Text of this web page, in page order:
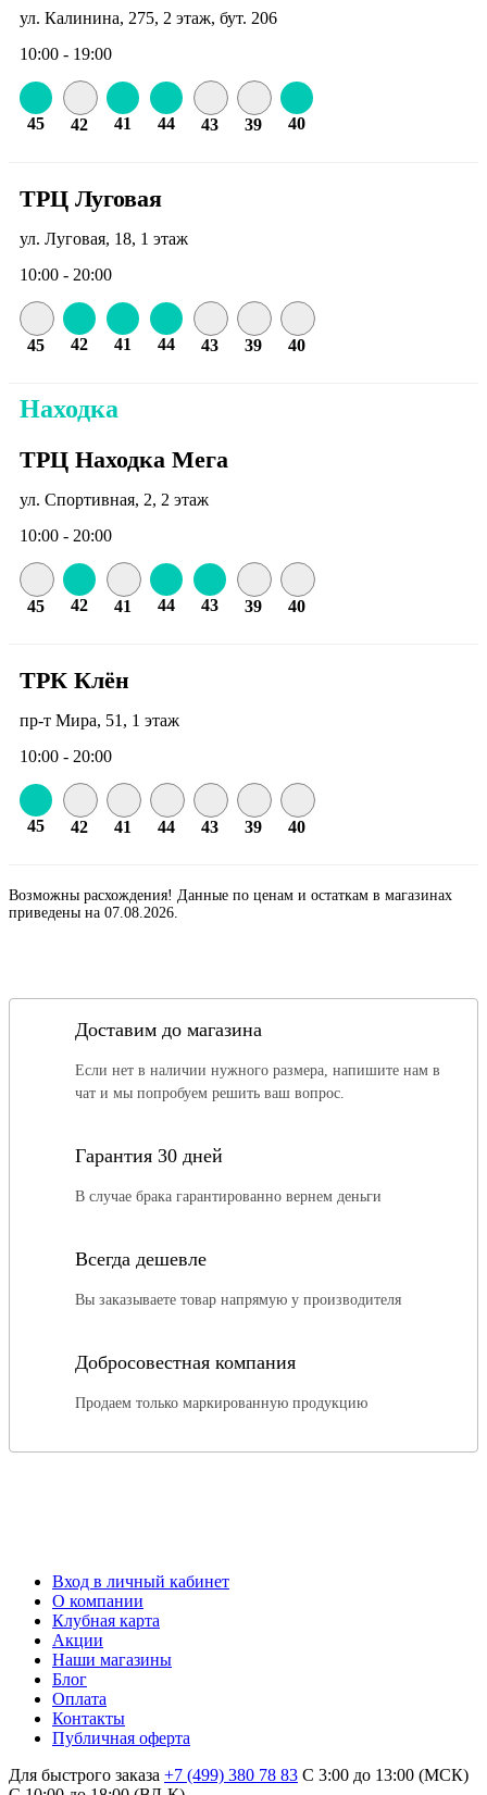
ул. Калинина, 275, 2 этаж, бут. 206
10:00 - 19:00
45 42 41 44 43 39 40
ТРЦ Луговая
ул. Луговая, 18, 1 этаж
10:00 - 20:00
45 42 41 44 43 39 40
Находка
ТРЦ Находка Мега
ул. Спортивная, 2, 2 этаж
10:00 - 20:00
45 42 41 44 43 39 40
ТРК Клён
пр-т Мира, 51, 1 этаж
10:00 - 20:00
45 42 41 44 43 39 40
Возможны расхождения! Данные по ценам и остаткам в магазинах
приведены на 07.08.2026.
Доставим до магазина
Если нет в наличии нужного размера, напишите нам в
чат и мы попробуем решить ваш вопрос.
Гарантия 30 дней
В случае брака гарантированно вернем деньги
Всегда дешевле
Вы заказываете товар напрямую у производителя
Добросовестная компания
Продаем только маркированную продукцию
Вход в личный кабинет
О компании
Клубная карта
Акции
Наши магазины
Блог
Оплата
Контакты
Публичная оферта
Для быстрого заказа +7 (499) 380 78 83 С 3:00 до 13:00 (МСК)